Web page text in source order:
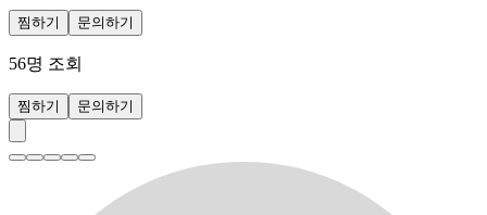
찜하기 문의하기
56명 조회
찜하기 문의하기